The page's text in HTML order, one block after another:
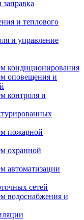
и теплового
и управление
кондиционирования
оповещения и
контроля и
пожарной
охранной
автоматизации
сетей
водоснабжения и